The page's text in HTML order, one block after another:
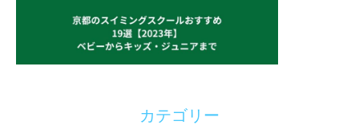
カテゴリー